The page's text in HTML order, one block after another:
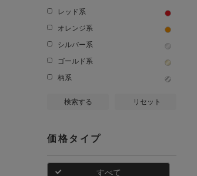
レッド系
オレンジ系
シルバー系
ゴールド系
柄系
検索する リセット
価格タイプ
すべて